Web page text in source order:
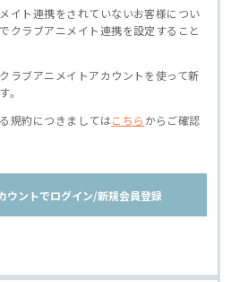
イト連携をされていないお客様につい
クラブアニメイト連携を設定すること
ラブアニメイトアカウントを使って新
。
規約につきましてはこちら からご確認
ウントでログイン/新規会員登録